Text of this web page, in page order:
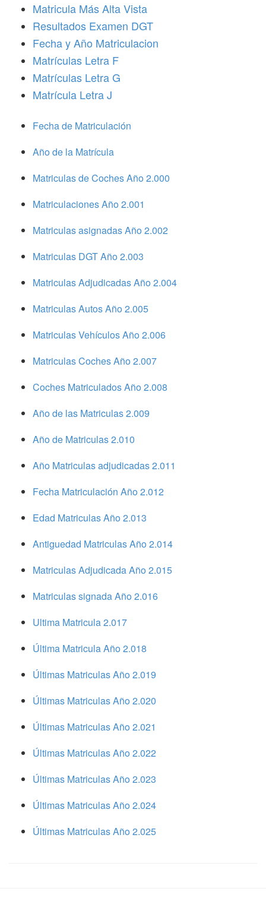
Matricula Más Alta Vista
Resultados Examen DGT
Fecha y Año Matriculacion
Matrículas Letra F
Matrículas Letra G
Matrícula Letra J
Fecha de Matriculación
Año de la Matrícula
Matriculas de Coches Año 2.000
Matriculaciones Año 2.001
Matriculas asignadas Año 2.002
Matriculas DGT Año 2.003
Matriculas Adjudicadas Año 2.004
Matriculas Autos Año 2.005
Matriculas Vehículos Año 2.006
Matriculas Coches Año 2.007
Coches Matriculados Año 2.008
Año de las Matriculas 2.009
Año de Matriculas 2.010
Año Matriculas adjudicadas 2.011
Fecha Matriculación Año 2.012
Edad Matriculas Año 2.013
Antiguedad Matriculas Año 2.014
Matriculas Adjudicada Año 2.015
Matriculas signada Año 2.016
Ultima Matricula 2.017
Última Matricula Año 2.018
Últimas Matriculas Año 2.019
Últimas Matriculas Año 2.020
Últimas Matriculas Año 2.021
Últimas Matriculas Año 2.022
Últimas Matriculas Año 2.023
Últimas Matriculas Año 2.024
Últimas Matriculas Año 2.025